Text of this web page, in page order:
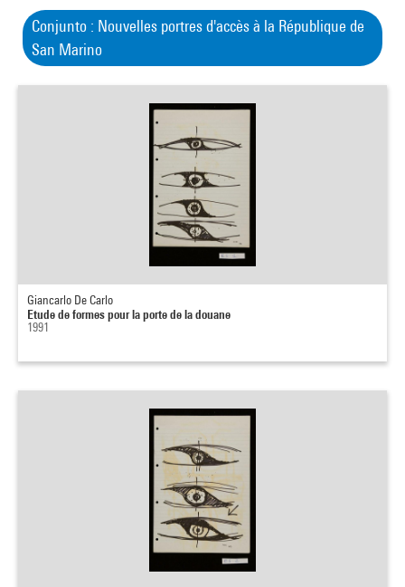
Conjunto : Nouvelles portres d'accès à la République de
San Marino
Giancarlo De Carlo
Etude de formes pour la porte de la douane
1991